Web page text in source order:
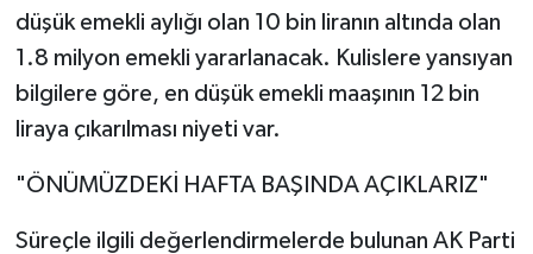
düşük emekli aylığı olan 10 bin liranın altında olan
1.8 milyon emekli yararlanacak. Kulislere yansıyan
bilgilere göre, en düşük emekli maaşının 12 bin
liraya çıkarılması niyeti var.
"ÖNÜMÜZDEKİ HAFTA BAŞINDA AÇIKLARIZ"
Süreçle ilgili değerlendirmelerde bulunan AK Parti